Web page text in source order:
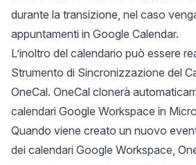
durante la transizione, nel caso
appuntamenti in Google Calendar.
L’inoltro del calendario può essere
Strumento di Sincronizzazione del
OneCal. OneCal clonerà
calendari Google Workspace in
Quando viene creato un nuovo
dei calendari Google Workspace,